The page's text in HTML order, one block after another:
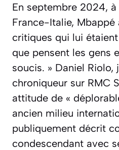
En septembre 2024,
France-Italie, Mbappé
critiques qui lui
que pensent les gens
soucis. » Daniel Riolo,
chroniqueur sur RMC
attitude de «
ancien milieu
publiquement décrit
condescendant avec